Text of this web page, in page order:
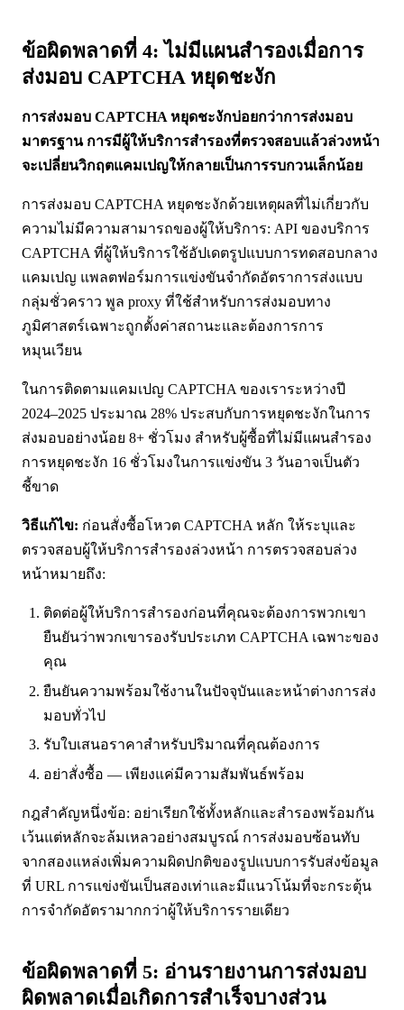
ข้อผิดพลาดที่ 4: ไม่มีแผนสำรองเมื่อการ
ส่งมอบ CAPTCHA หยุดชะงัก
การส่งมอบ CAPTCHA หยุดชะงักบ่อยกว่าการส่งมอบ
มาตรฐาน การมีผู้ให้บริการสำรองที่ตรวจสอบแล้วล่วงหน้า
จะเปลี่ยนวิกฤตแคมเปญให้กลายเป็นการรบกวนเล็กน้อย
การส่งมอบ CAPTCHA หยุดชะงักด้วยเหตุผลที่ไม่เกี่ยวกับ
ความไม่มีความสามารถของผู้ให้บริการ: API ของบริการ
CAPTCHA ที่ผู้ให้บริการใช้อัปเดตรูปแบบการทดสอบกลาง
แคมเปญ แพลตฟอร์มการแข่งขันจำกัดอัตราการส่งแบบ
กลุ่มชั่วคราว พูล proxy ที่ใช้สำหรับการส่งมอบทาง
ภูมิศาสตร์เฉพาะถูกตั้งค่าสถานะและต้องการการ
หมุนเวียน
ในการติดตามแคมเปญ CAPTCHA ของเราระหว่างปี
2024–2025 ประมาณ 28% ประสบกับการหยุดชะงักในการ
ส่งมอบอย่างน้อย 8+ ชั่วโมง สำหรับผู้ซื้อที่ไม่มีแผนสำรอง
การหยุดชะงัก 16 ชั่วโมงในการแข่งขัน 3 วันอาจเป็นตัว
ชี้ขาด
วิธีแก้ไข: ก่อนสั่งซื้อโหวต CAPTCHA หลัก ให้ระบุและ
ตรวจสอบผู้ให้บริการสำรองล่วงหน้า การตรวจสอบล่วง
หน้าหมายถึง:
ติดต่อผู้ให้บริการสำรองก่อนที่คุณจะต้องการพวกเขา
ยืนยันว่าพวกเขารองรับประเภท CAPTCHA เฉพาะของ
คุณ
ยืนยันความพร้อมใช้งานในปัจจุบันและหน้าต่างการส่ง
มอบทั่วไป
รับใบเสนอราคาสำหรับปริมาณที่คุณต้องการ
อย่าสั่งซื้อ — เพียงแค่มีความสัมพันธ์พร้อม
กฎสำคัญหนึ่งข้อ: อย่าเรียกใช้ทั้งหลักและสำรองพร้อมกัน
เว้นแต่หลักจะล้มเหลวอย่างสมบูรณ์ การส่งมอบซ้อนทับ
จากสองแหล่งเพิ่มความผิดปกติของรูปแบบการรับส่งข้อมูล
ที่ URL การแข่งขันเป็นสองเท่าและมีแนวโน้มที่จะกระตุ้น
การจำกัดอัตรามากกว่าผู้ให้บริการรายเดียว
ข้อผิดพลาดที่ 5: อ่านรายงานการส่งมอบ
ผิดพลาดเมื่อเกิดการสำเร็จบางส่วน